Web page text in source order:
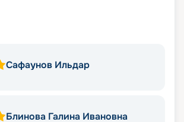
Сафаунов Ильдар
Блинова Галина Ивановна